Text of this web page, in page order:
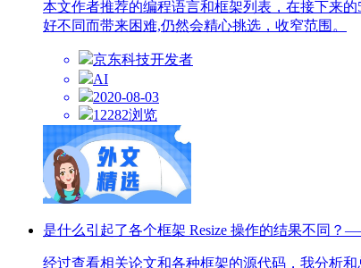
本文作者推荐的编程语言和框架列表，在接下来
好不同而带来困难,仍然会精心挑选，收窄范围。
京东科技开发者
AI
2020-08-03
12282浏览
是什么引起了各个框架 Resize 操作的结果不同
经过查看相关论文和各种框架的源代码，我分析